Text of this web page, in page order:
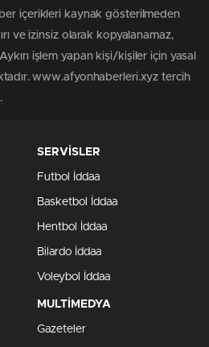
içerikleri kaynak gösterilmeden
ve izinsiz olarak kopyalanamaz,
işlem yapan kişi/kişiler için yasal
www.afyonhaberleri.xyz tercih
SERVİSLER
Futbol İddaa
Basketbol İddaa
Hentbol İddaa
Bilardo İddaa
Voleybol İddaa
MULTİMEDYA
Gazeteler